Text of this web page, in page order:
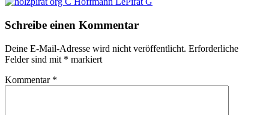
Schreibe einen Kommentar
Deine E-Mail-Adresse wird nicht veröffentlicht. Erforderliche
Felder sind mit * markiert
Kommentar *